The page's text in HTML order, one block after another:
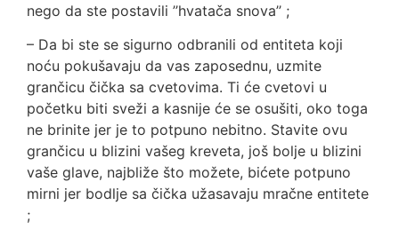
nego da ste postavili ’’hvatača snova’’ ;
– Da bi ste se sigurno odbranili od entiteta koji
noću pokušavaju da vas zaposednu, uzmite
grančicu čička sa cvetovima. Ti će cvetovi u
početku biti sveži a kasnije će se osušiti, oko toga
ne brinite jer je to potpuno nebitno. Stavite ovu
grančicu u blizini vašeg kreveta, još bolje u blizini
vaše glave, najbliže što možete, bićete potpuno
mirni jer bodlje sa čička užasavaju mračne entitete
;